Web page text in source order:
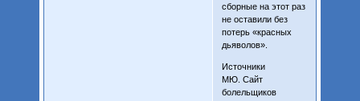
сборные на этот раз
не оставили без
потерь «красных
дьяволов».
Источники
МЮ. Сайт
болельщиков